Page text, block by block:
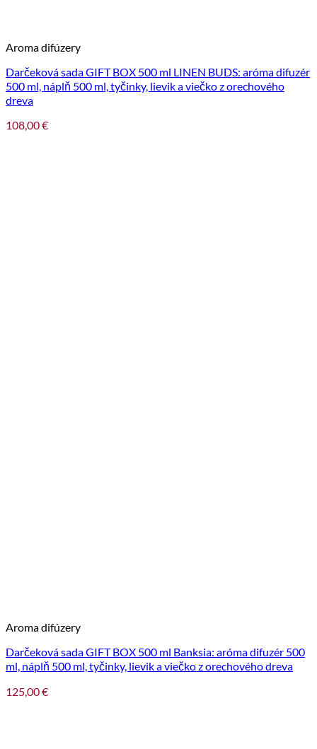
Aroma difúzery
Darčeková sada GIFT BOX 500 ml LINEN BUDS: aróma difuzér
500 ml, náplň 500 ml, tyčinky, lievik a viečko z orechového
dreva
108,00€
Aroma difúzery
Darčeková sada GIFT BOX 500 ml Banksia: aróma difuzér 500
ml, náplň 500 ml, tyčinky, lievik a viečko z orechového dreva
125,00€